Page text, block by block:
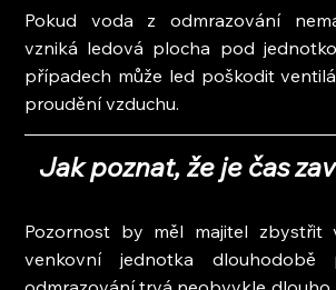
Pokud voda z odmrazování
vzniká ledová plocha pod
případech může led poškodit
proudění vzduchu.
Jak poznat, že je čas
Pozornost by měl majitel zbystřit
venkovní jednotka dlouhodobě